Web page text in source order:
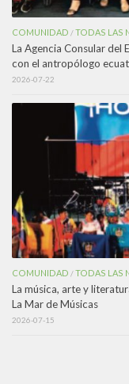
COMUNIDAD /TODAS LAS
La Agencia Consular del
con el antropólogo
2026-07-22
COMUNIDAD /TODAS LAS
La música, arte y
La Mar de Músicas
2026-07-15